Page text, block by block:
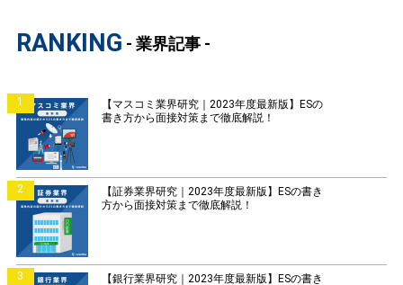
RANKING - 業界記事 -
1
【マスコミ業界研究｜2023年度最新版】ESの
書き方から面接対策まで徹底解説！
2
【証券業界研究｜2023年度最新版】ESの書き
方から面接対策まで徹底解説！
3
【銀行業界研究｜2023年度最新版】ESの書き